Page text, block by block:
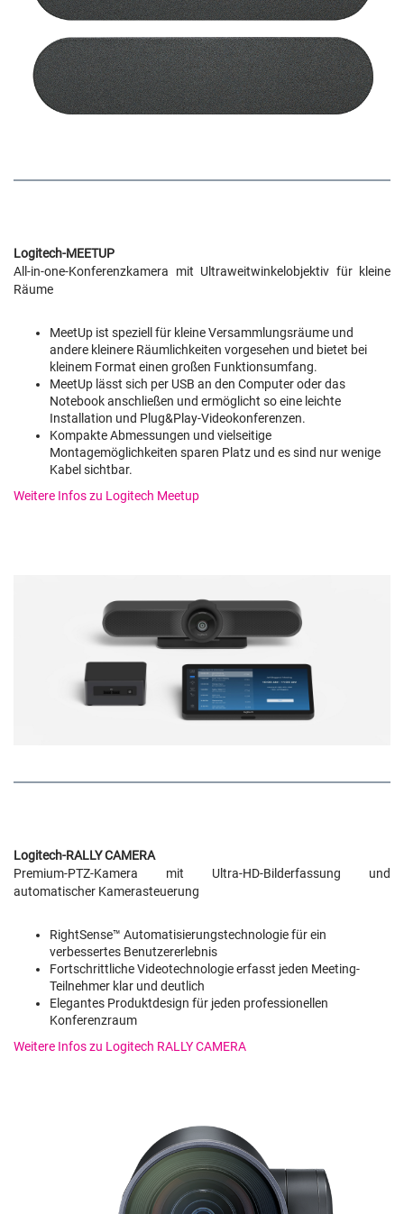
Logitech-MEETUP
All-in-one-Konferenzkamera mit Ultraweitwinkelobjektiv für kleine
Räume
MeetUp ist speziell für kleine Versammlungsräume und
andere kleinere Räumlichkeiten vorgesehen und bietet bei
kleinem Format einen großen Funktionsumfang.
MeetUp lässt sich per USB an den Computer oder das
Notebook anschließen und ermöglicht so eine leichte
Installation und Plug&Play-Videokonferenzen.
Kompakte Abmessungen und vielseitige
Montagemöglichkeiten sparen Platz und es sind nur wenige
Kabel sichtbar.
Weitere Infos zu Logitech Meetup
Logitech-RALLY CAMERA
Premium-PTZ-Kamera mit Ultra-HD-Bilderfassung und
automatischer Kamerasteuerung
RightSense™ Automatisierungstechnologie für ein
verbessertes Benutzererlebnis
Fortschrittliche Videotechnologie erfasst jeden Meeting-
Teilnehmer klar und deutlich
Elegantes Produktdesign für jeden professionellen
Konferenzraum
Weitere Infos zu Logitech RALLY CAMERA